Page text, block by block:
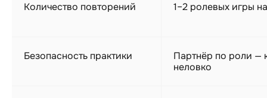
Количество повторений 1–2 ролевых игры
Безопасность практики
Партнёр по роли —
неловко